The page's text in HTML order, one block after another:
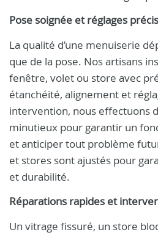
Pose soignée et réglages précis
La qualité d’une menuiserie
que de la pose. Nos artisans
fenêtre, volet ou store avec
étanchéité, alignement et
intervention, nous effectuons
minutieux pour garantir un
et anticiper tout problème
et stores sont ajustés pour
et durabilité.
Réparations rapides et
Un vitrage fissuré, un store